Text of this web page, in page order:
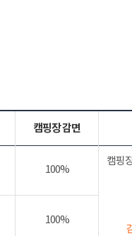
캠핑장 감면
100%
캠핑
100%